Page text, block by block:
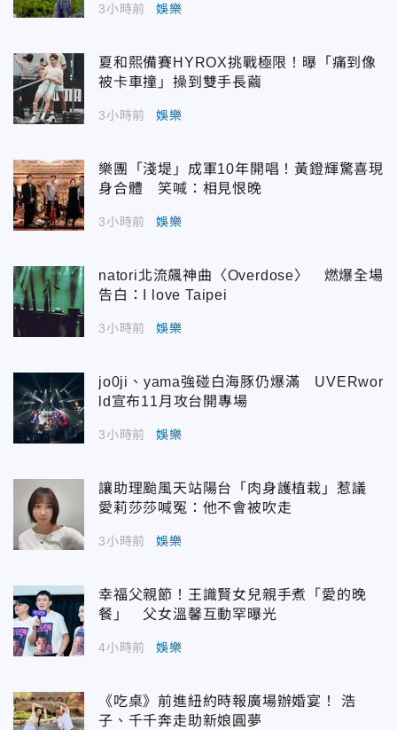
3小時前 娛樂
夏和熙備賽HYROX挑戰極限！曝「痛到像
被卡車撞」操到雙手長繭
3小時前 娛樂
樂團「淺堤」成軍10年開唱！黃鐙輝驚喜現
身合體 笑喊：相見恨晚
3小時前 娛樂
natori北流飆神曲〈Overdose〉 燃爆全場
告白：I love Taipei
3小時前 娛樂
jo0ji、yama強碰白海豚仍爆滿 UVERwor
ld宣布11月攻台開專場
3小時前 娛樂
讓助理颱風天站陽台「肉身護植栽」惹議
愛莉莎莎喊冤：他不會被吹走
3小時前 娛樂
幸福父親節！王識賢女兒親手煮「愛的晚
餐」 父女溫馨互動罕曝光
4小時前 娛樂
《吃桌》前進紐約時報廣場辦婚宴！ 浩
子、千千奔走助新娘圓夢